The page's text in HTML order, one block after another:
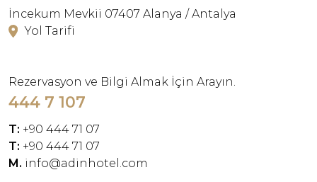
İncekum Mevkii 07407 Alanya / Antalya
Yol Tarifi
Rezervasyon ve Bilgi Almak İçin Arayın.
444 7 107
T: +90 444 71 07
T: +90 444 71 07
M. info@adinhotel.com